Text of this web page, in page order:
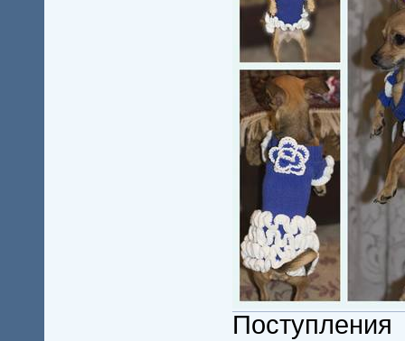
Поступления